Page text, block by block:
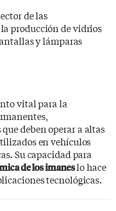
de las
producción de vidrios
y lámparas
vital para la
deben operar a altas
en vehículos
Su capacidad para
de los imaneslo hace
tecnológicas.